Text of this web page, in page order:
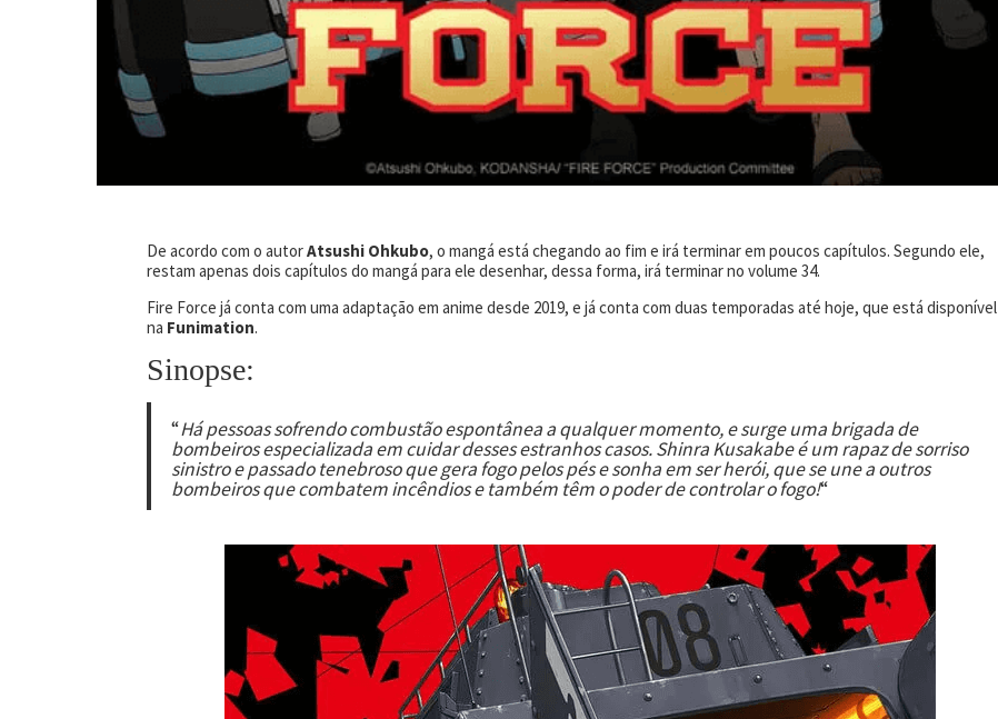
De acordo com o autorAtsushi Ohkubo, o mangá está chegando ao fim e irá terminar em poucos capítulos. Segundo ele,
restam apenas dois capítulos do mangá para ele desenhar, dessa forma, irá terminar no volume 34.
Fire Force já conta com uma adaptação em anime desde 2019, e já conta com duas temporadas até hoje, que está disponível
na Funimation.
Sinopse:
“Há pessoas sofrendo combustão espontânea a qualquer momento, e surge uma brigada de
bombeiros especializada em cuidar desses estranhos casos. Shinra Kusakabe é um rapaz de sorriso
sinistro e passado tenebroso que gera fogo pelos pés e sonha em ser herói, que se une a outros
bombeiros que combatem incêndios e também têm o poder de controlar o fogo!“